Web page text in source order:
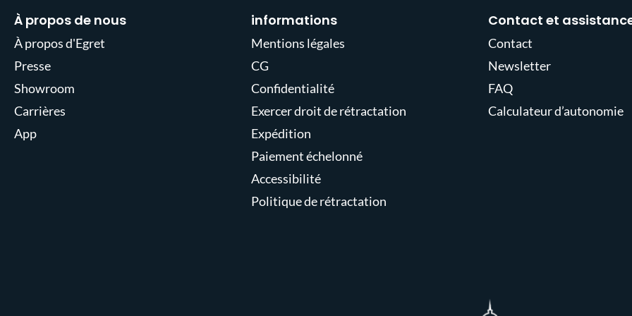
À propos de nous
À propos d'Egret
Presse
Showroom
Carrières
App
informations
Mentions légales
CG
Confidentialité
Exercer droit de rétractation
Expédition
Paiement échelonné
Accessibilité
Politique de rétractation
Contact et
Contact
Newsletter
FAQ
Calculateur d’autonomie